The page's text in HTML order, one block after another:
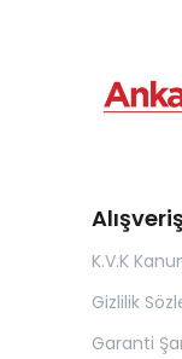
Alışveriş
K.V.K
Gizlilik
Garanti